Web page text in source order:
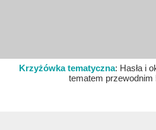
Krzyżówka tematyczna: Hasła i
tematem